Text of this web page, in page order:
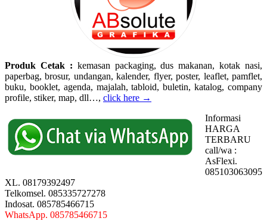
Produk Cetak : kemasan packaging, dus makanan, kotak nasi,
paperbag, brosur, undangan, kalender, flyer, poster, leaflet, pamflet,
buku, booklet, agenda, majalah, tabloid, buletin, katalog, company
profile, stiker, map, dll…, click here →
Informasi
HARGA
TERBARU
call/wa :
AsFlexi.
085103063095
XL. 08179392497
Telkomsel. 085335727278
Indosat. 085785466715
WhatsApp. 085785466715